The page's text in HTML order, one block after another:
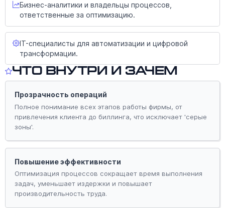
Бизнес-аналитики и владельцы процессов,
ответственные за оптимизацию.
IT-специалисты для автоматизации и цифровой
трансформации.
Что внутри и зачем
Прозрачность операций
Полное понимание всех этапов работы фирмы, от
привлечения клиента до биллинга, что исключает 'серые
зоны'.
Повышение эффективности
Оптимизация процессов сокращает время выполнения
задач, уменьшает издержки и повышает
производительность труда.